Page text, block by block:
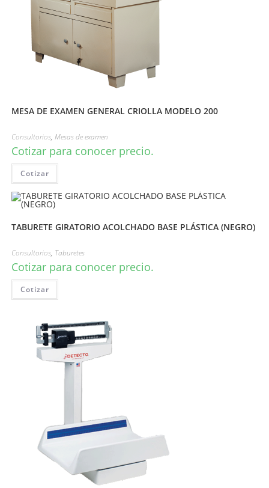
MESA DE EXAMEN GENERAL CRIOLLA MODELO 200
Consultorios, Mesas de examen
Cotizar para conocer precio.
Cotizar
TABURETE GIRATORIO ACOLCHADO BASE PLÁSTICA (NEGRO)
Consultorios, Taburetes
Cotizar para conocer precio.
Cotizar